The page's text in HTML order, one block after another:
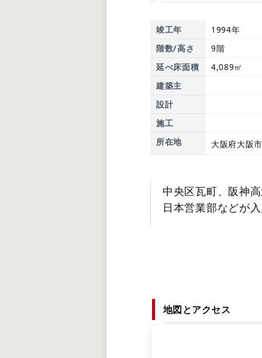
竣工年
1994年
階数/高さ
9階
延べ床面積
4,089㎡
建築主
設計
施工
所在地
大阪府大阪
中央区瓦町、阪神
日本営業部などが
地図とアクセス